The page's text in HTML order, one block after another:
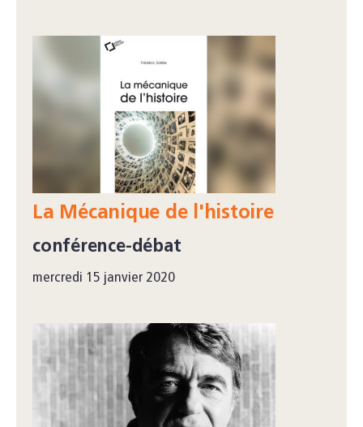
La Mécanique de l'histoire
conférence-débat
mercredi 15 janvier 2020